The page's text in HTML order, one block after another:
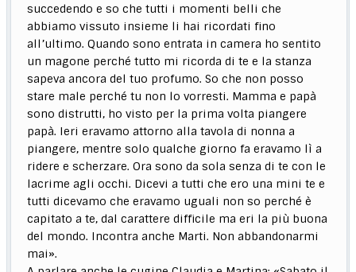
succedendo e so che tutti i momenti belli che
abbiamo vissuto insieme li hai ricordati fino
all’ultimo. Quando sono entrata in camera ho sentito
un magone perché tutto mi ricorda di te e la stanza
sapeva ancora del tuo profumo. So che non posso
stare male perché tu non lo vorresti. Mamma e papà
sono distrutti, ho visto per la prima volta piangere
papà. Ieri eravamo attorno alla tavola di nonna a
piangere, mentre solo qualche giorno fa eravamo lì a
ridere e scherzare. Ora sono da sola senza di te con le
lacrime agli occhi. Dicevi a tutti che ero una mini te e
tutti dicevamo che eravamo uguali non so perché è
capitato a te, dal carattere difficile ma eri la più buona
del mondo. Incontra anche Marti. Non abbandonarmi
mai».